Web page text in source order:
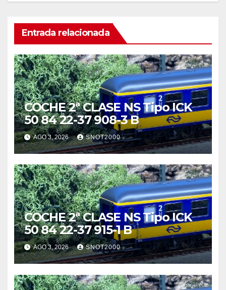
Entrada relacionada
COCHE 2ª CLASE NS Tipo ICK
50 84 22-37 908-3 B
AGO 3, 2026 SNOT2000
COCHE 2ª CLASE NS Tipo ICK
50 84 22-37 915-1 B
AGO 3, 2026 SNOT2000